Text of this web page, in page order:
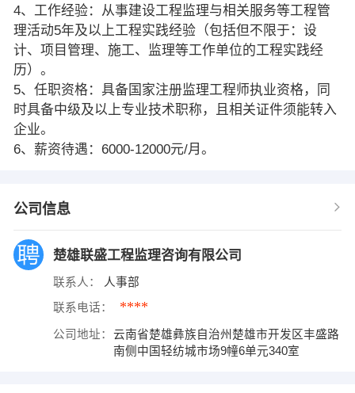
4、工作经验：从事建设工程监理与相关服务等工程管
理活动5年及以上工程实践经验（包括但不限于：设
计、项目管理、施工、监理等工作单位的工程实践经
历）。
5、任职资格：具备国家注册监理工程师执业资格，同
时具备中级及以上专业技术职称，且相关证件须能转入
企业。
6、薪资待遇：6000-12000元/月。
公司信息
楚雄联盛工程监理咨询有限公司
联系人： 人事部
联系电话： ****
公司地址：
云南省楚雄彝族自治州楚雄市开发区丰盛路
南侧中国轻纺城市场9幢6单元340室